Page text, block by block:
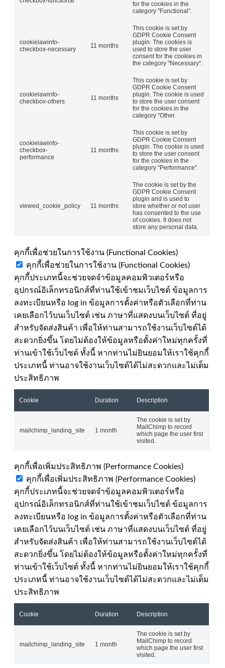
for the cookies in the
category "Functional".
cookielawinfo-
checkbox-necessary
11 months
This cookie is set by
GDPR Cookie Consent
plugin. The cookies is
used to store the user
consent for the cookies in
the category "Necessary".
cookielawinfo-
checkbox-others
11 months
This cookie is set by
GDPR Cookie Consent
plugin. The cookie is used
to store the user consent
for the cookies in the
category "Other.
cookielawinfo-
checkbox-
performance
11 months
This cookie is set by
GDPR Cookie Consent
plugin. The cookie is used
to store the user consent
for the cookies in the
category "Performance".
viewed_cookie_policy 11 months
The cookie is set by the
GDPR Cookie Consent
plugin and is used to
store whether or not user
has consented to the use
of cookies. It does not
store any personal data.
คุกกี้เพื่อช่วยในการใช้งาน (Functional Cookies)
คุกกี้เพื่อช่วยในการใช้งาน (Functional Cookies)
คุกกี้ประเภทนี้จะช่วยจดจำข้อมูลคอมพิวเตอร์หรือ
อุปกรณ์อิเล็กทรอนิกส์ที่ท่านใช้เข้าชมเว็บไซต์ ข้อมูลการ
ลงทะเบียนหรือ log in ข้อมูลการตั้งค่าหรือตัวเลือกที่ท่าน
เคยเลือกไว้บนเว็บไซต์ เช่น ภาษาที่แสดงบนเว็บไซต์ ที่อยู่
สำหรับจัดส่งสินค้า เพื่อให้ท่านสามารถใช้งานเว็บไซต์ได้
สะดวกยิ่งขึ้น โดยไม่ต้องให้ข้อมูลหรือตั้งค่าใหม่ทุกครั้งที่
ท่านเข้าใช้เว็บไซต์ ทั้งนี้ หากท่านไม่ยินยอมให้เราใช้คุกกี้
ประเภทนี้ ท่านอาจใช้งานเว็บไซต์ได้ไม่สะดวกและไม่เต็ม
ประสิทธิภาพ
Cookie Duration Description
mailchimp_landing_site 1 month
The cookie is set by
MailChimp to record
which page the user first
visited.
คุกกี้เพื่อเพิ่มประสิทธิภาพ (Performance Cookies)
คุกกี้เพื่อเพิ่มประสิทธิภาพ (Performance Cookies)
คุกกี้ประเภทนี้จะช่วยจดจำข้อมูลคอมพิวเตอร์หรือ
อุปกรณ์อิเล็กทรอนิกส์ที่ท่านใช้เข้าชมเว็บไซต์ ข้อมูลการ
ลงทะเบียนหรือ log in ข้อมูลการตั้งค่าหรือตัวเลือกที่ท่าน
เคยเลือกไว้บนเว็บไซต์ เช่น ภาษาที่แสดงบนเว็บไซต์ ที่อยู่
สำหรับจัดส่งสินค้า เพื่อให้ท่านสามารถใช้งานเว็บไซต์ได้
สะดวกยิ่งขึ้น โดยไม่ต้องให้ข้อมูลหรือตั้งค่าใหม่ทุกครั้งที่
ท่านเข้าใช้เว็บไซต์ ทั้งนี้ หากท่านไม่ยินยอมให้เราใช้คุกกี้
ประเภทนี้ ท่านอาจใช้งานเว็บไซต์ได้ไม่สะดวกและไม่เต็ม
ประสิทธิภาพ
Cookie Duration Description
mailchimp_landing_site 1 month
The cookie is set by
MailChimp to record
which page the user first
visited.